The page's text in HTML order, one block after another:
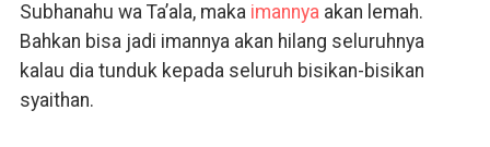
Subhanahu wa Ta’ala, maka imannyaakan lemah.
Bahkan bisa jadi imannya akan hilang seluruhnya
kalau dia tunduk kepada seluruh bisikan-bisikan
syaithan.